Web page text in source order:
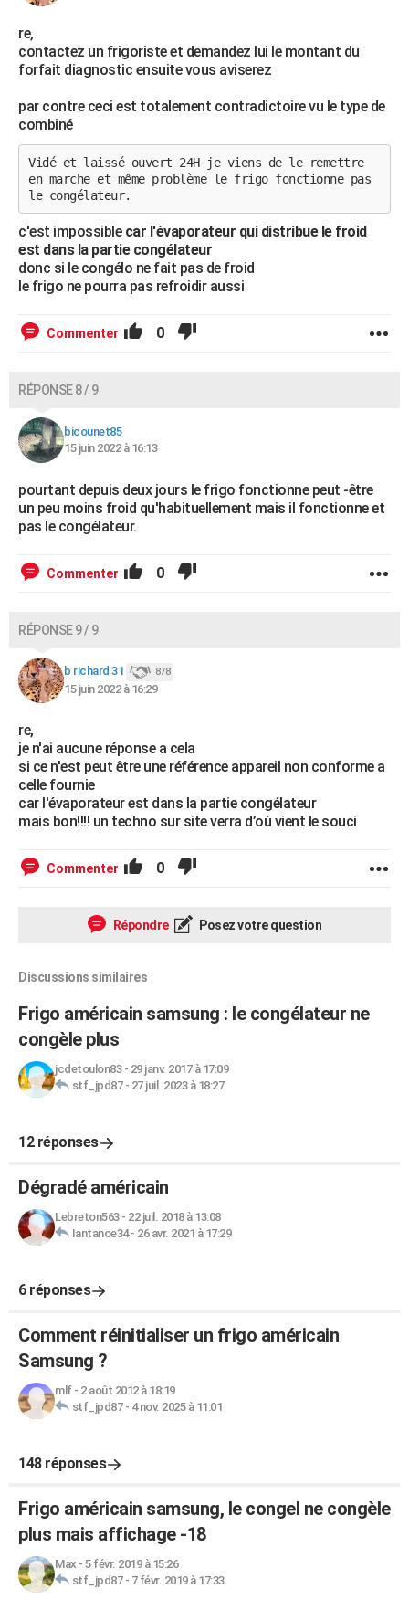
re,
contactez un frigoriste et demandez lui le montant du
forfait diagnostic ensuite vous aviserez
par contre ceci est totalement contradictoire vu le type de
combiné
Vidé et laissé ouvert 24H je viens de le remettre
en marche et même problème le frigo fonctionne pas
le congélateur.
c'est impossible car l'évaporateur qui distribue le froid
est dans la partie congélateur
donc si le congélo ne fait pas de froid
le frigo ne pourra pas refroidir aussi
Commenter 0
RÉPONSE 8 / 9
bicounet85
15 juin 2022 à 16:13
pourtant depuis deux jours le frigo fonctionne peut -être
un peu moins froid qu'habituellement mais il fonctionne et
pas le congélateur.
Commenter 0
RÉPONSE 9 / 9
b richard 31 878
15 juin 2022 à 16:29
re,
je n'ai aucune réponse a cela
si ce n'est peut être une référence appareil non conforme a
celle fournie
car l'évaporateur est dans la partie congélateur
mais bon!!!! un techno sur site verra d’où vient le souci
Commenter 0
Répondre Posez votre question
Discussions similaires
Frigo américain samsung : le congélateur ne
congèle plus
jcdetoulon83- 29 janv. 2017 à 17:09
stf_jpd87- 27 juil. 2023 à 18:27
12 réponses
Dégradé américain
Lebreton563- 22 juil. 2018 à 13:08
Iantanoe34- 26 avr. 2021 à 17:29
6 réponses
Comment réinitialiser un frigo américain
Samsung ?
mlf- 2 août 2012 à 18:19
stf_jpd87- 4 nov. 2025 à 11:01
148 réponses
Frigo américain samsung, le congel ne congèle
plus mais affichage -18
Max - 5 févr. 2019 à 15:26
stf_jpd87- 7 févr. 2019 à 17:33